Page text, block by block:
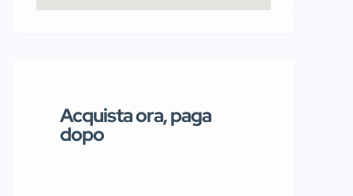
Acquista ora, paga
dopo